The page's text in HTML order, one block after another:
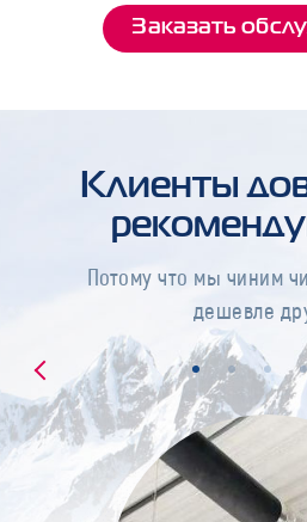
Заказать
Клиенты
Потому что мы чиним
дешевле